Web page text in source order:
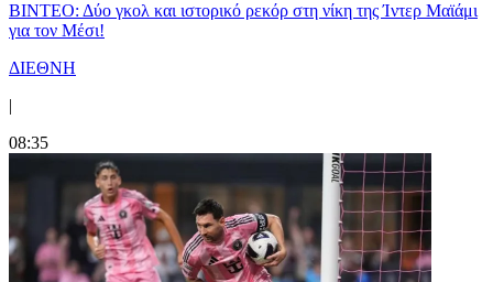
ΒΙΝΤΕΟ: Δύο γκολ και ιστορικό ρεκόρ στη νίκη της Ίντερ Μαϊάμι
για τον Μέσι!
ΔΙΕΘΝΗ
|
08:35